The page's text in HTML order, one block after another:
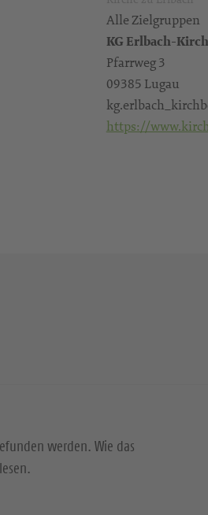
Alle Zielgruppen
KG Erlbach-
Pfarrweg 3
09385 Lugau
https://
werden. Wie das